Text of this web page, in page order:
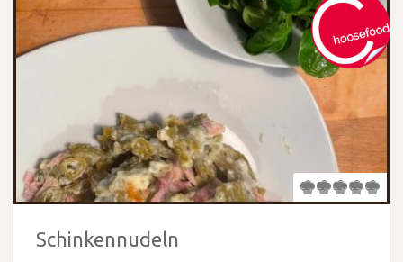
Schinkennudeln